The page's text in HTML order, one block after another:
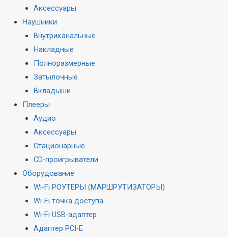
Аксессуары
Наушники
Внутриканальные
Накладные
Полноразмерные
Затылочные
Вкладыши
Плееры
Аудио
Аксессуары
Стационарные
CD-проигрыватели
Оборудование
Wi-Fi РОУТЕРЫ (МАРШРУТИЗАТОРЫ)
Wi-Fi точка доступа
Wi-Fi USB-адаптер
Адаптер PCI-E